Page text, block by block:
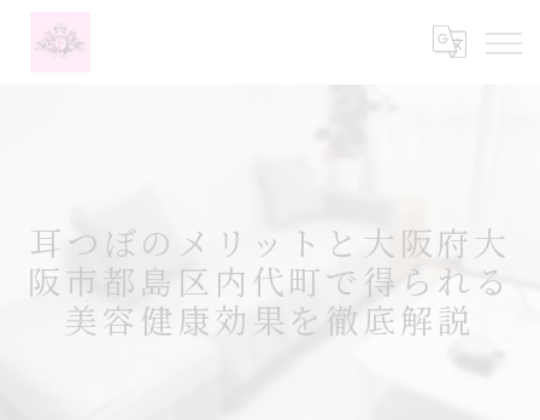
耳つぼのメリットと大阪府大
阪市都島区内代町で得られる
美容健康効果を徹底解説